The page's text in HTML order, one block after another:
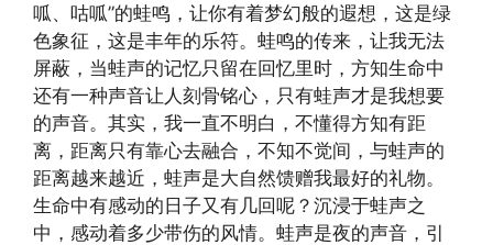
呱、咕呱”的蛙鸣，让你有着梦幻般的遐想，这是绿
色象征，这是丰年的乐符。蛙鸣的传来，让我无法
屏蔽，当蛙声的记忆只留在回忆里时，方知生命中
还有一种声音让人刻骨铭心，只有蛙声才是我想要
的声音。其实，我一直不明白，不懂得方知有距
离，距离只有靠心去融合，不知不觉间，与蛙声的
距离越来越近，蛙声是大自然馈赠我最好的礼物。
生命中有感动的日子又有几回呢？沉浸于蛙声之
中，感动着多少带伤的风情。蛙声是夜的声音，引